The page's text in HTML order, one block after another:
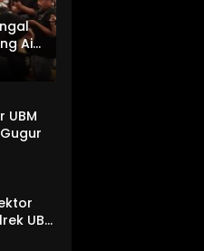
Air
UBM
UBM